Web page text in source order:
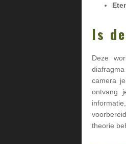
Is
Deze
camera
ontvang
theorie